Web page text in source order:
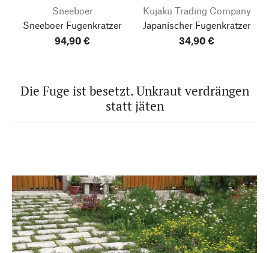
Sneeboer
Sneeboer Fugenkratzer
94,90 €
Kujaku Trading Company
Japanischer Fugenkratzer
34,90 €
Die Fuge ist besetzt. Unkraut verdrängen
statt jäten